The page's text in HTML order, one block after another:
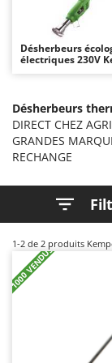
Autres
Bancs de
Barbecues
Bennes
Brosses
Brouettes
Broyeurs
Butteurs
Chargeurs
Charrues
Ambrogio
Annovi
ANTHBOT
Arco
Ardes
Argo
Ariete
Artus
Ausonia
Désherbeurs
électriques 230V
Désherbeurs
DIRECT CHEZ
GRANDES
RECHANGE
1-2 de 2 produits
+1000 VENDUS